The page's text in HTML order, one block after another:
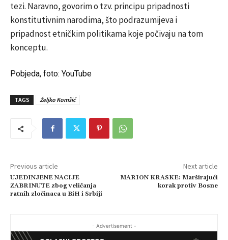
tezi. Naravno, govorim o tzv. principu pripadnosti
konstitutivnim narodima, što podrazumijeva i
pripadnost etničkim politikama koje počivaju na tom
konceptu.
Pobjeda, foto: YouTube
TAGS Željko Komšić
Previous article
UJEDINJENE NACIJE
ZABRINUTE zbog veličanja
ratnih zločinaca u BiH i Srbiji
Next article
MARION KRASKE: Marširajući
korak protiv Bosne
- Advertisement -